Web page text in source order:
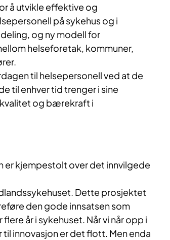
å utvikle effektive og
på sykehus og i
og ny modell for
helseforetak, kommuner,
til helsepersonell ved at de
til enhver tid trenger i sine
og bærekraft i
er kjempestolt over det innvilgede
Dette prosjektet
den gode innsatsen som
år i sykehuset. Når vi når opp i
innovasjon er det flott. Men enda